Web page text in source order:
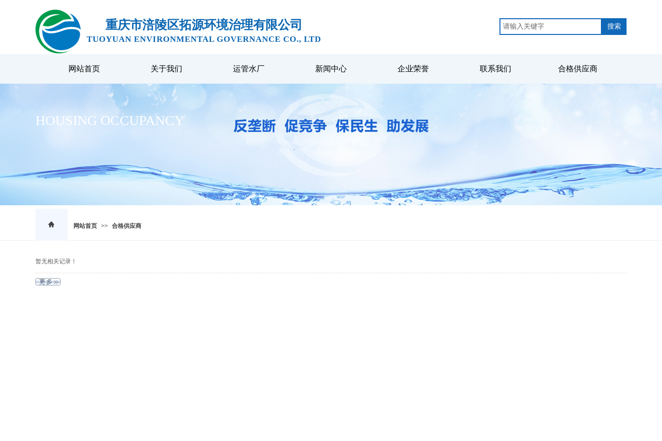
重庆市涪陵区拓源环境治理有限公司
TUOYUAN ENVIRONMENTAL GOVERNANCE CO., LTD
搜索
网站首页 关于我们 运管水厂 新闻中心 企业荣誉 联系我们 合格供应商
HOUSING OCCUPANCY
网站首页 >> 合格供应商
暂无相关记录！